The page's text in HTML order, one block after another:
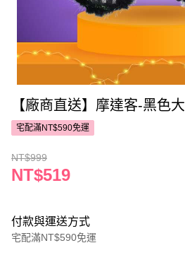
【廠商直送】摩達客-黑色
宅配滿NT$590免運
NT$999
NT$519
付款與運送方式
宅配滿NT$590免運